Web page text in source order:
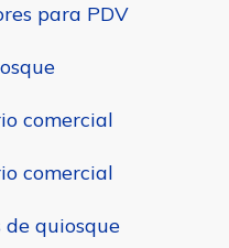
para PDV
comercial
comercial
de quiosque